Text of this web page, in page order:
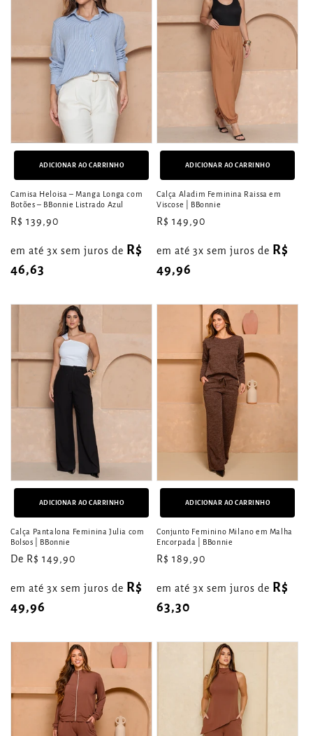
Camisa Heloisa – Manga Longa com
Botões – BBonnie Listrado Azul
Preço
R$ 139,90
em até 3x sem juros de R$
46,63
ADICIONAR AO CARRINHO
Calça Aladim Feminina Raissa em
Viscose | BBonnie
Preço
R$ 149,90
em até 3x sem juros de R$
49,96
ADICIONAR AO CARRINHO
Calça Pantalona Feminina Julia com
Bolsos | BBonnie
Preço
De R$ 149,90
em até 3x sem juros de R$
49,96
ADICIONAR AO CARRINHO
Conjunto Feminino Milano em Malha
Encorpada | BBonnie
Preço
R$ 189,90
em até 3x sem juros de R$
63,30
ADICIONAR AO CARRINHO